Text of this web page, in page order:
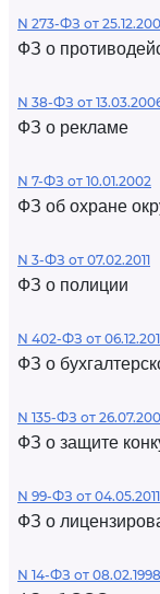
N 273-ФЗ от
ФЗ о
N 38-ФЗ от
ФЗ о рекламе
N 7-ФЗ от 10.01.2002
ФЗ об охране
N 3-ФЗ от 07.02.2011
ФЗ о полиции
N 402-ФЗ от
ФЗ о
N 135-ФЗ от
ФЗ о защите
N 99-ФЗ от 04.05.2011
ФЗ о
N 14-ФЗ от 08.02.1998